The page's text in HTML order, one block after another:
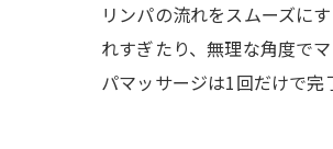
リンパの流れをスムーズに
れすぎたり、無理な角度で
パマッサージは1回だけで